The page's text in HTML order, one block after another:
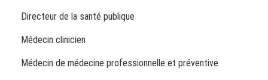
Directeur de la santé publique
Médecin clinicien
Médecin de médecine professionnelle et préventive